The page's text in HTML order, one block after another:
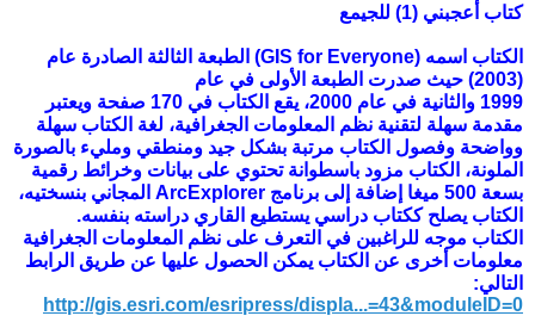
كتاب أعجبني (1) للجيمع
الكتاب اسمه (GIS for Everyone) الطبعة الثالثة الصادرة عام
(2003) حيث صدرت الطبعة الأولى في عام
1999 والثانية في عام 2000، يقع الكتاب في 170 صفحة ويعتبر
مقدمة سهلة لتقنية نظم المعلومات الجغرافية، لغة الكتاب سهلة
وواضحة وفصول الكتاب مرتبة بشكل جيد ومنطقي ومليء بالصورة
الملونة، الكتاب مزود باسطوانة تحتوي على بيانات وخرائط رقمية
بسعة 500 ميغا إضافة إلى برنامج ArcExplorer المجاني بنسختيه،
الكتاب يصلح ككتاب دراسي يستطيع القاري دراسته بنفسه.
الكتاب موجه للراغبين في التعرف على نظم المعلومات الجغرافية
معلومات أخرى عن الكتاب يمكن الحصول عليها عن طريق الرابط
التالي:
http://gis.esri.com/esripress/displa...=43&moduleID=0